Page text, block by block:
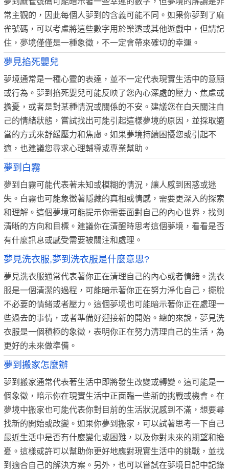
常主觀的，因此每個人夢到的含義可能不同。如果你夢到了麻
雀號碼，可以考慮將這些數字用於樂透或其他遊戲中，但請記
住，夢境僅僅是一種象徵，不一定會帶來確切的幸運。
夢見掐死嬰兒
夢境通常是一種心靈的表達，並不一定代表現實生活中的意願
或行為。夢到掐死嬰兒可能反映了您內心深處的壓力、焦慮或
擔憂，或者是對某種情況或關係的不安。建議您在白天關注自
己的情緒狀態，嘗試找出可能引起這樣夢境的原因，並採取適
當的方式來舒緩壓力和焦慮。如果夢境持續困擾您或引起不
適，也建議您尋求心理輔導或專業幫助。
夢到白霧
夢到白霧可能代表著未知或模糊的情況，讓人感到困惑或迷
失。白霧也可能象徵著隱藏的真相或情感，需要更深入的探索
和理解。這個夢境可能提示你需要面對自己的內心世界，找到
清晰的方向和目標。建議你在清醒時思考這個夢境，看看是否
有什麼訊息或感受需要被關注和處理。
夢見洗衣服,夢到洗衣服是什麼意思?
夢見洗衣服通常代表著你正在清理自己的內心或者情緒。洗衣
服是一個清潔的過程，可能暗示著你正在努力淨化自己，擺脫
不必要的情緒或者壓力。這個夢境也可能暗示著你正在處理一
些過去的事情，或者準備好迎接新的開始。總的來說，夢見洗
衣服是一個積極的象徵，表明你正在努力清理自己的生活，為
更好的未來做準備。
夢到搬家怎麼辦
夢到搬家通常代表著生活中即將發生改變或轉變。這可能是一
個象徵，暗示你在現實生活中正面臨一些新的挑戰或機會。在
夢境中搬家也可能代表你對目前的生活狀況感到不滿，想要尋
找新的開始或改變。如果你夢到搬家，可以試著思考一下自己
最近生活中是否有什麼變化或困難，以及你對未來的期望和擔
憂。這樣或許可以幫助你更好地應對現實生活中的挑戰，並找
到適合自己的解決方案。另外，也可以嘗試在夢境日記中記錄